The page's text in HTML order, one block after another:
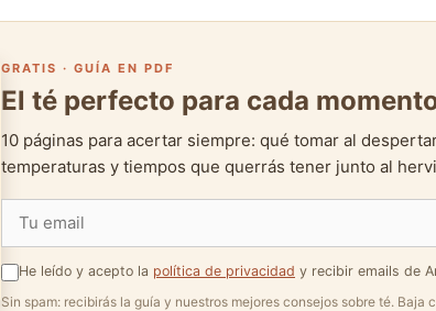
GRATIS · GUÍA EN PDF
El té perfecto para cada
10 páginas para acertar siempre: qué tomar al
temperaturas y tiempos que querrás tener junto al
He leído y acepto la política de privacidad y recibir emails de
Sin spam: recibirás la guía y nuestros mejores consejos sobre té. Baja